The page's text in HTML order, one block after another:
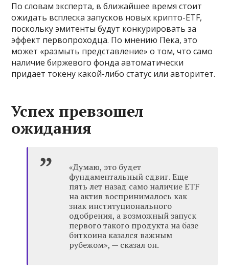
По словам эксперта, в ближайшее время стоит
ожидать всплеска запусков новых крипто-ETF,
поскольку эмитенты будут конкурировать за
эффект первопроходца. По мнению Пека, это
может «размыть представление» о том, что само
наличие биржевого фонда автоматически
придает токену какой-либо статус или авторитет.
Успех превзошел
ожидания
«Думаю, это будет
фундаментальный сдвиг. Еще
пять лет назад само наличие ETF
на актив воспринималось как
знак институционального
одобрения, а возможный запуск
первого такого продукта на базе
биткоина казался важным
рубежом», — сказал он.